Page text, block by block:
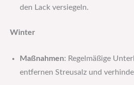
den Lack versiegeln.
Winter
Maßnahmen: Regelmäßige
entfernen Streusalz und